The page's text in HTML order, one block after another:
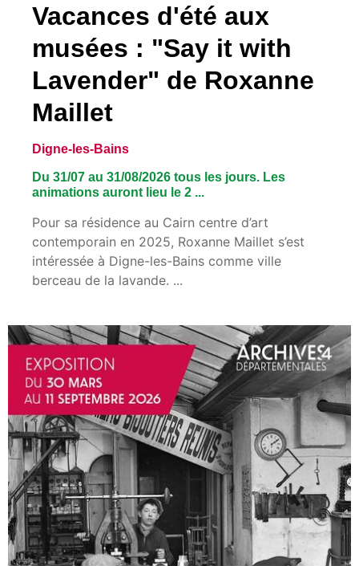
Vacances d'été aux
musées : "Say it with
Lavender" de Roxanne
Maillet
Digne-les-Bains
Du 31/07 au 31/08/2026 tous les jours. Les
animations auront lieu le 2 ...
Pour sa résidence au Cairn centre d’art
contemporain en 2025, Roxanne Maillet s’est
intéressée à Digne-les-Bains comme ville
berceau de la lavande. ...